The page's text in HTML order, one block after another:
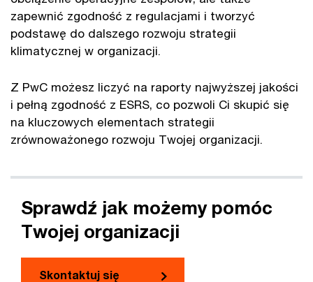
zapewnić zgodność z regulacjami i tworzyć
podstawę do dalszego rozwoju strategii
klimatycznej w organizacji.
Z PwC możesz liczyć na raporty najwyższej jakości
i pełną zgodność z ESRS, co pozwoli Ci skupić się
na kluczowych elementach strategii
zrównoważonego rozwoju Twojej organizacji.
Sprawdź jak możemy pomóc
Twojej organizacji
Skontaktuj się